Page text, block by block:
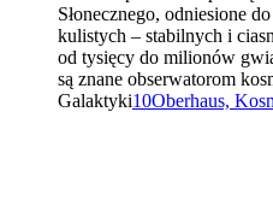
Słonecznego, odniesione
kulistych – stabilnych i
od tysięcy do milionów
są znane obserwatorom
Galaktyki10Oberhaus,